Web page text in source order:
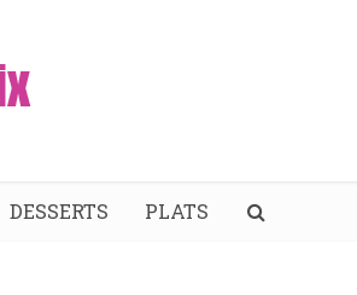
DESSERTS PLATS